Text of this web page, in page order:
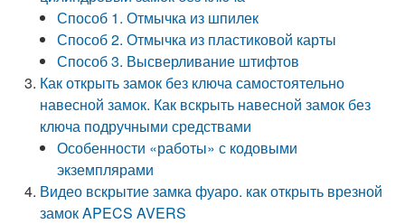
Способ 1. Отмычка из шпилек
Способ 2. Отмычка из пластиковой карты
Способ 3. Высверливание штифтов
Как открыть замок без ключа самостоятельно
навесной замок. Как вскрыть навесной замок без
ключа подручными средствами
Особенности «работы» с кодовыми
экземплярами
Видео вскрытие замка фуаро. как открыть врезной
замок APECS AVERS